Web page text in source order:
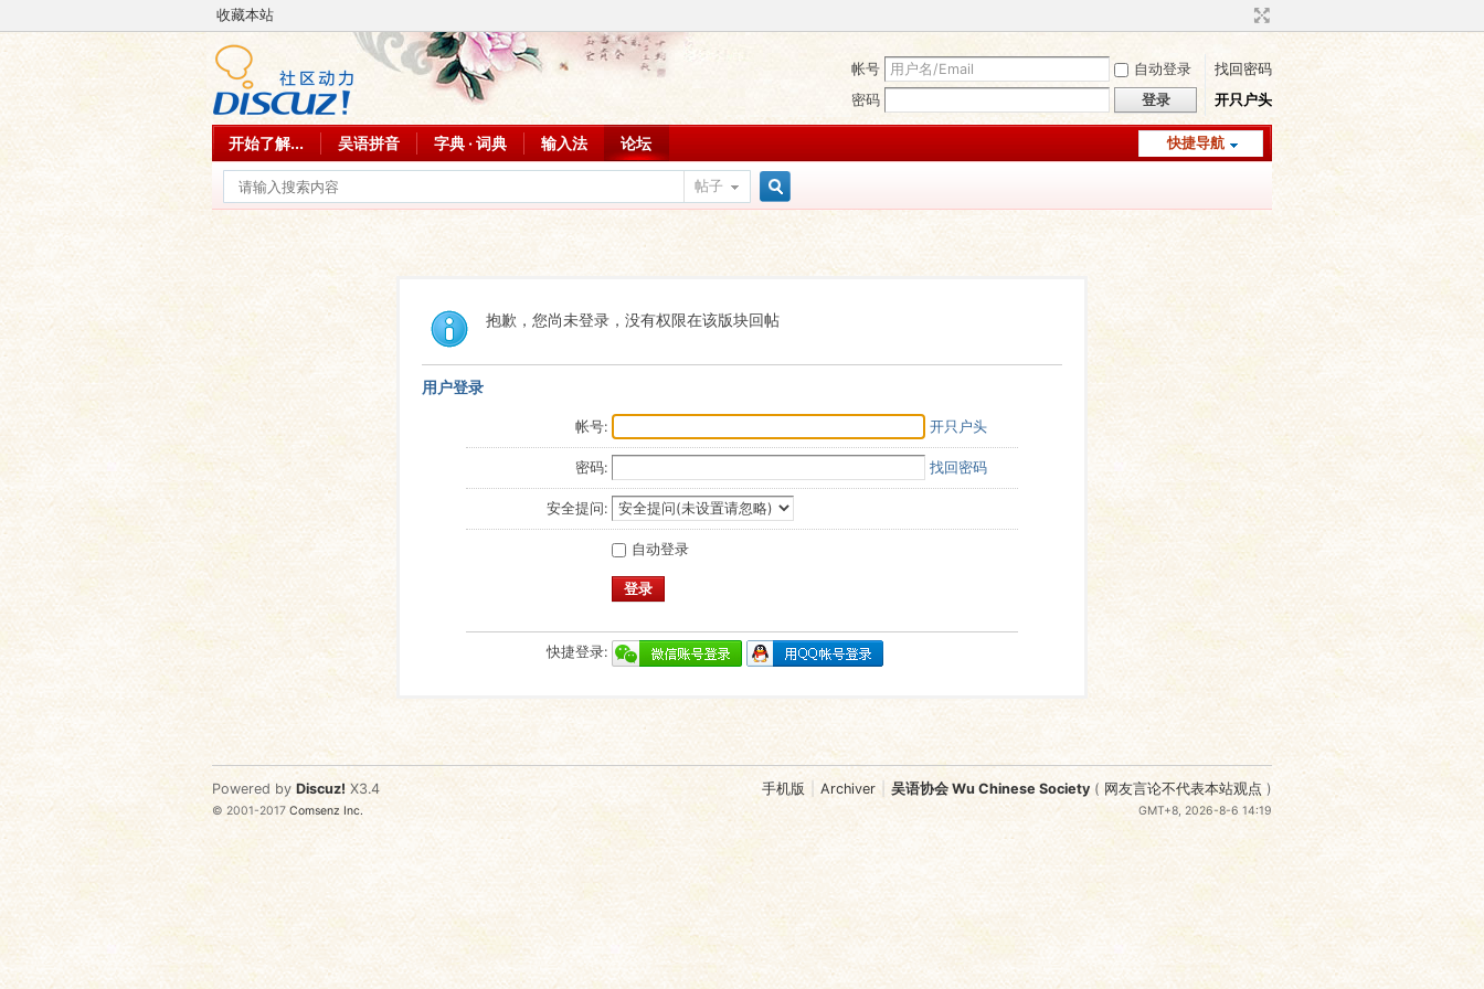
收藏本站
帐号 自动登录
找回密码
密码
登录 开只户头
快捷导航
开始了解... 吴语拼音 字典 · 词典 输入法 论坛
帖子
索
抱歉，您尚未登录，没有权限在该版块回帖
用户登录
帐号: 开只户头
密码: 找回密码
安全提问:
自动登录
登录
快捷登录:
手机版 Archiver 吴语协会 Wu Chinese Society ( 网友言论不代表本站观点 )
GMT+8, 2026-8-6 14:19
Powered by Discuz! X3.4
© 2001-2017Comsenz Inc.